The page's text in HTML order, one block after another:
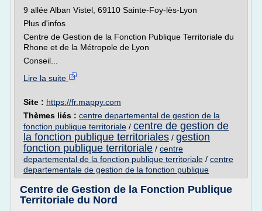
9 allée Alban Vistel, 69110 Sainte-Foy-lès-Lyon
Plus d'infos
Centre de Gestion de la Fonction Publique Territoriale du
Rhone et de la Métropole de Lyon
Conseil...
Lire la suite
Site : https://fr.mappy.com
Thèmes liés : centre departemental de gestion de la
fonction publique territoriale / centre de gestion de
la fonction publique territoriales / gestion
fonction publique territoriale / centre
departemental de la fonction publique territoriale / centre
departementale de gestion de la fonction publique
Centre de Gestion de la Fonction Publique
Territoriale du Nord